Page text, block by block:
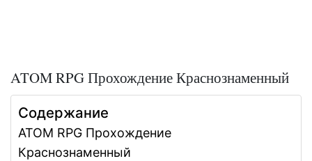
ATOM RPG Прохождение Краснознаменный
Содержание
ATOM RPG Прохождение
Краснознаменный